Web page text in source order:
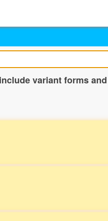
variant forms